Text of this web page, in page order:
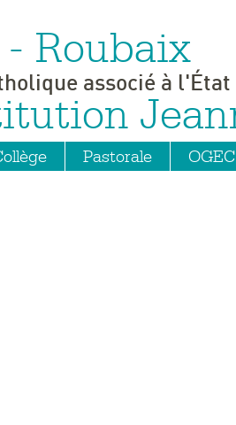
Roubaix
associé à l'État
Pastorale OGEC